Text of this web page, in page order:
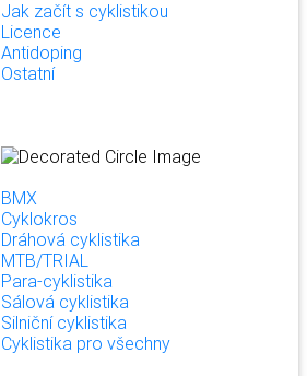
Jak začít s cyklistikou
Licence
Antidoping
Ostatní
BMX
Cyklokros
Dráhová cyklistika
MTB/TRIAL
Para-cyklistika
Sálová cyklistika
Silniční cyklistika
Cyklistika pro všechny